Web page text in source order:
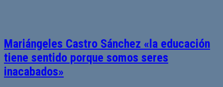
Mariángeles Castro Sánchez «la educación
tiene sentido porque somos seres
inacabados»